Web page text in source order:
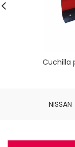
Cuchilla
NISSAN